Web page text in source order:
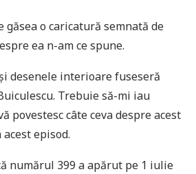
găsea o caricatură semnată de
ea n-am ce spune.
desenele interioare fuseseră
Trebuie să-mi iau
povestesc câte ceva despre acest
episod.
numărul 399 a apărut pe 1 iulie